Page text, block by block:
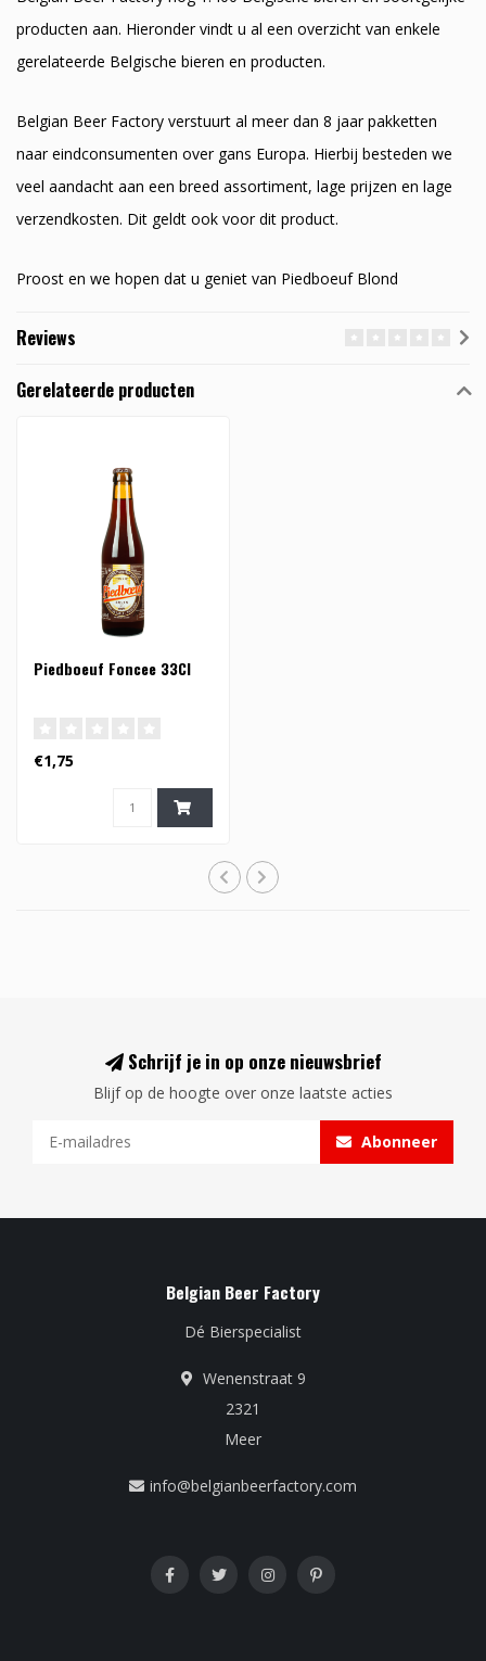
producten aan. Hieronder vindt u al een overzicht van enkele
gerelateerde Belgische bieren en producten.
Belgian Beer Factory verstuurt al meer dan 8 jaar pakketten
naar eindconsumenten over gans Europa. Hierbij besteden we
veel aandacht aan een breed assortiment, lage prijzen en lage
verzendkosten. Dit geldt ook voor dit product.
Proost en we hopen dat u geniet van Piedboeuf Blond
Reviews
Gerelateerde producten
Piedboeuf Foncee 33Cl
€1,75
Schrijf je in op onze nieuwsbrief
Blijf op de hoogte over onze laatste acties
Abonneer
Belgian Beer Factory
Dé Bierspecialist
Wenenstraat 9
2321
Meer
info@belgianbeerfactory.com